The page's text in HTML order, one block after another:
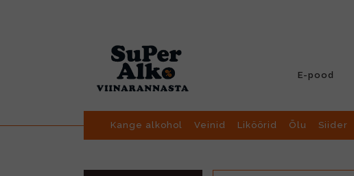
E-pood
Kange alkohol Veinid Liköörid Õlu Siider